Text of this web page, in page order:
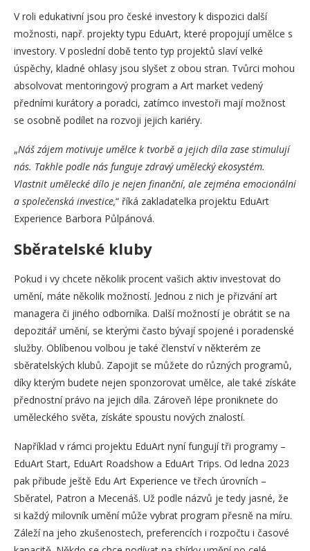
V roli edukativní jsou pro české investory k dispozici další
možnosti, např. projekty typu EduArt, které propojují umělce s
investory. V poslední době tento typ projektů slaví velké
úspěchy, kladné ohlasy jsou slyšet z obou stran. Tvůrci mohou
absolvovat mentoringový program a Art market vedený
předními kurátory a poradci, zatímco investoři mají možnost
se osobně podílet na rozvoji jejich kariéry.
„Náš zájem motivuje umělce k tvorbě a jejich díla zase stimulují
nás. Takhle podle nás funguje zdravý umělecký ekosystém.
Vlastnit umělecké dílo je nejen finanční, ale zejména emocionální
a společenská investice,“ říká zakladatelka projektu EduArt
Experience Barbora Půlpánová.
Sběratelské kluby
Pokud i vy chcete několik procent vašich aktiv investovat do
umění, máte několik možností. Jednou z nich je přizvání art
managera či jiného odborníka. Další možností je obrátit se na
depozitář umění, se kterými často bývají spojené i poradenské
služby. Oblíbenou volbou je také členství v některém ze
sběratelských klubů. Zapojit se můžete do různých programů,
díky kterým budete nejen sponzorovat umělce, ale také získáte
přednostní právo na jejich díla. Zároveň lépe proniknete do
uměleckého světa, získáte spoustu nových znalostí.
Například v rámci projektu EduArt nyní fungují tři programy –
EduArt Start, EduArt Roadshow a EduArt Trips. Od ledna 2023
pak přibude ještě Edu Art Experience ve třech úrovních –
Sběratel, Patron a Mecenáš. Už podle názvů je tedy jasné, že
si každý milovník umění může vybrat program přesně na míru.
Záleží na jeho zkušenostech, preferencích i rozpočtu i časové